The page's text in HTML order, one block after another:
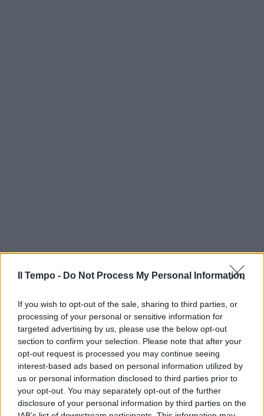
Il Tempo - Do Not Process My Personal Information
If you wish to opt-out of the sale, sharing to third parties, or
processing of your personal or sensitive information for
targeted advertising by us, please use the below opt-out
section to confirm your selection. Please note that after your
opt-out request is processed you may continue seeing
interest-based ads based on personal information utilized by
us or personal information disclosed to third parties prior to
your opt-out. You may separately opt-out of the further
disclosure of your personal information by third parties on the